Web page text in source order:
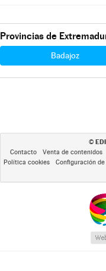
Provincias de
Badajoz
©
Contacto Venta de contenidos
Política cookies
Configuración